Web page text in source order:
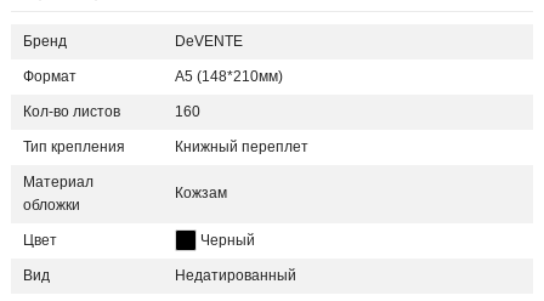
Бренд DeVENTE
Формат А5 (148*210мм)
Кол-во листов 160
Тип крепления Книжный переплет
Материал
обложки
Кожзам
Цвет Черный
Вид Недатированный